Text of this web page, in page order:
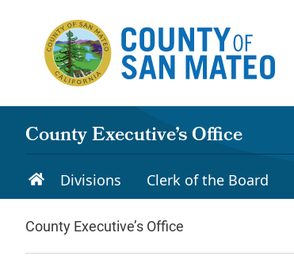
County Executive’s Office
Divisions Clerk of the Board
County Executive’s Office